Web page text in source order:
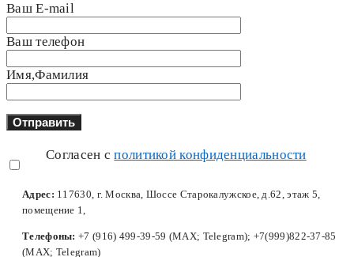
Ваш E-mail
Ваш телефон
Имя,Фамилия
Согласен сполитикой конфиденциальности
Адрес: 117630, г. Москва, Шоссе Старокалужское, д.62, этаж 5,
помещение 1,
Телефоны: +7 (916) 499-39-59 (MAX; Telegram); +7(999)822-37-85
(MAX; Telegram)